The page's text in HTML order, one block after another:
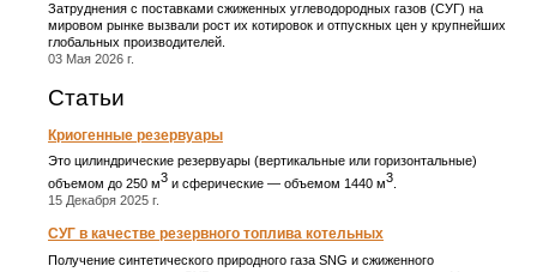
Затруднения с поставками сжиженных углеводородных газов (СУГ) на
мировом рынке вызвали рост их котировок и отпускных цен у крупнейших
глобальных производителей.
03 Мая 2026 г.
Статьи
Криогенные резервуары
Это цилиндрические резервуары (вертикальные или горизонтальные)
объемом до 250 м3 и сферические ― объемом 1440 м3
15 Декабря 2025 г.
СУГ в качестве резервного топлива котельных
Получение синтетического природного газа SNG и сжиженного